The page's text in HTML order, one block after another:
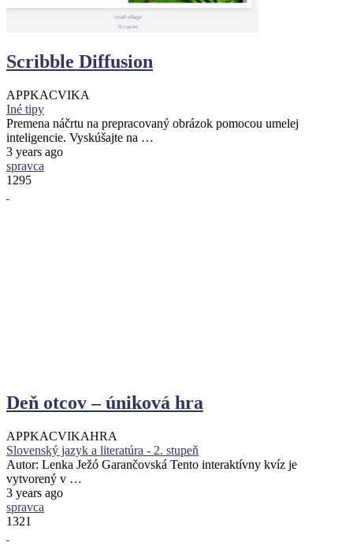
Scribble Diffusion
APPKACVIKA
Iné tipy
Premena náčrtu na prepracovaný obrázok pomocou umelej
inteligencie. Vyskúšajte na …
3 years ago
spravca
1295
Deň otcov – úniková hra
APPKACVIKAHRA
Slovenský jazyk a literatúra - 2. stupeň
Autor: Lenka Ježó Garančovská Tento interaktívny kvíz je
vytvorený v …
3 years ago
spravca
1321